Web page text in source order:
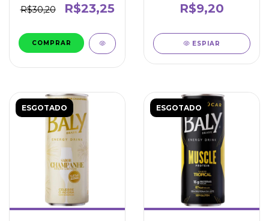
R$30,20 R$23,25 R$9,20
ESPIAR
ESGOTADO ESGOTADO